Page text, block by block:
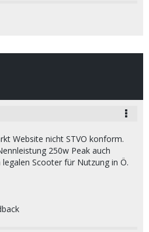
Website nicht STVO konform.
250w Peak auch
Scooter für Nutzung in Ö.